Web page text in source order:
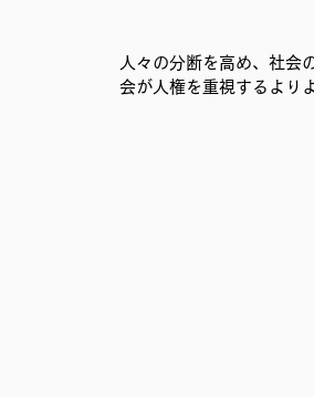
人々の分断を高め、社会
会が人権を重視するより